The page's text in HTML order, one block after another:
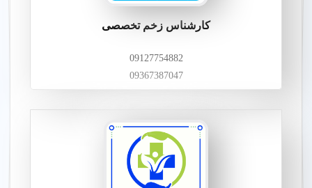
مراقبت 24 ساعته از بیماران و سالمندان با پرستاران مجرب
در تهران.
کارشناس زخم تخصصی
09127754882
09367387047